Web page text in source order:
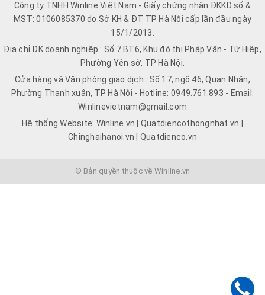
Công ty TNHH Winline Việt Nam - Giấy chứng nhận ĐKKD số &
MST: 0106085370 do Sở KH & ĐT TP Hà Nội cấp lần đầu ngày
15/1/2013.
Địa chỉ ĐK doanh nghiệp : Số 7 BT6, Khu đô thị Pháp Vân - Tứ Hiệp,
Phường Yên sở, TP Hà Nội.
Cửa hàng và Văn phòng giao dịch : Số 17, ngõ 46, Quan Nhân,
Phường Thanh xuân, TP Hà Nội - Hotline: 0949.761.893 - Email:
Winlinevietnam@gmail.com
Hệ thống Website: Winline.vn | Quatdiencothongnhat.vn |
Chinghaihanoi.vn | Quatdienco.vn
© Bản quyền thuộc về Winline.vn